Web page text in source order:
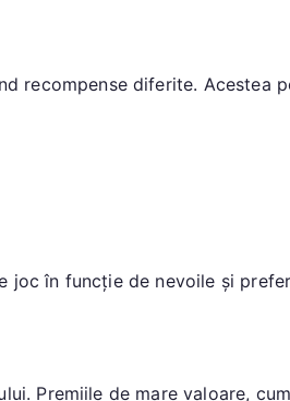
recompense diferite. Acestea
joc în funcție de nevoile și
Premiile de mare valoare,